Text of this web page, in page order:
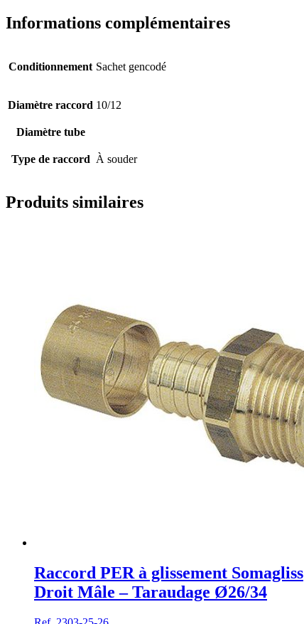
Informations complémentaires
Conditionnement Sachet gencodé
Diamètre raccord 10/12
Diamètre tube
Type de raccord À souder
Produits similaires
Raccord PER à glissement Somagliss
Droit Mâle – Taraudage Ø26/34